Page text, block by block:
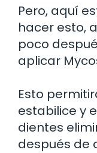
Pero, aquí
hacer esto,
poco
aplicar
Esto
estabilice y
dientes
después de